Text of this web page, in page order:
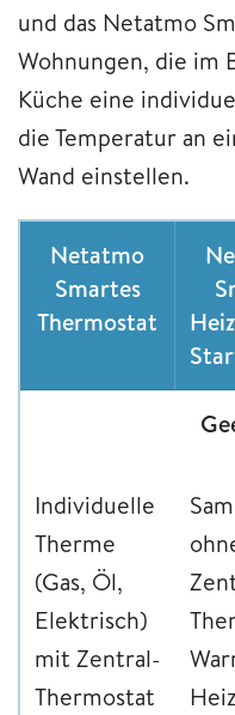
und das Netatmo
Wohnungen, die im
Küche eine
die Temperatur an
Wand einstellen.
Netatmo
Smartes
Thermostat
Individuelle
Therme
(Gas, Öl,
Elektrisch)
mit Zentral-
Thermostat